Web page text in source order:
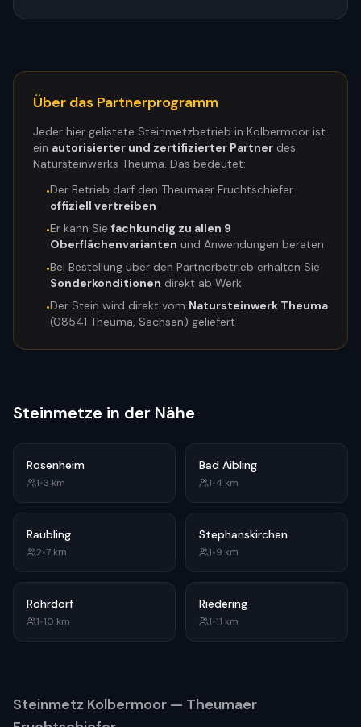
Über das Partnerprogramm
Jeder hier gelistete Steinmetzbetrieb in Kolbermoor ist
ein autorisierter und zertifizierter Partner des
Natursteinwerks Theuma. Das bedeutet:
•Der Betrieb darf den Theumaer Fruchtschiefer
offiziell vertreiben
•Er kann Sie fachkundig zu allen 9
Oberflächenvarianten und Anwendungen beraten
•Bei Bestellung über den Partnerbetrieb erhalten Sie
Sonderkonditionen direkt ab Werk
•Der Stein wird direkt vom Natursteinwerk Theuma
(08541 Theuma, Sachsen) geliefert
Steinmetze in der Nähe
Rosenheim
1•3 km
Bad Aibling
1•4 km
Raubling
2•7 km
Stephanskirchen
1•9 km
Rohrdorf
1•10 km
Riedering
1•11 km
Steinmetz Kolbermoor — Theumaer